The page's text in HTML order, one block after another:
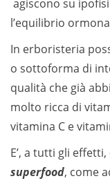
agiscono su
l’equilibrio
In erboristeria
o sottoforma di
qualità che già
molto ricca di
vitamina C e
E’, a tutti gli
superfood, come